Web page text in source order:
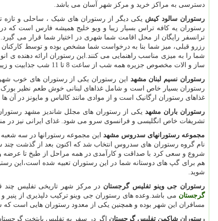
دسترسی به مراکز خرید و مرکز شهر آسان می باشد.
رستوران سالود کیش یکی دیگر از رستوران های شیک ، ساحلی و تازه
رستوران یه کافه تراس بسیار زیبا و ویو خلیج همیشه فارس است
ترانسفر رایگان از محل اقامت شما شهری در اختیار شما قرار می
رزرو قبلی، میز شما بنا به درخواست شما مشخص بوده و توسط کارکنان
شما را به میزی مناسب راهنمایی می کنند.این رستوران ارائه دهنده ی
ساز و الات مخصوص جزیره همه شب از ساعت 8 تا 11 شب جذابیت و زیبایی این رستوران چند برابر کرده است.
رستوران نسیم لبنان مشهد این رستوران یکی از رستوران های خوب
رستوران بسیار خاص است و شامل غذاهای لبنانی خوش طعم نظیر
غذاهای رستوران ارگانیک است و از موادی مانند کالباس و مایونز در
رستوران باران مشهد یکی از رستوران های مجلل شاندیز مشهد
تشریفات خاص انگلیسی و فرانسوی سرو می شود. غذای ایرانی نیز در
مجموعه رستورانهای سدروس مشهد
شروع و سعی کرد با صداقت و کارآمدی در همه مراحل از طبخ تا عرضه
هم برای گپ های دوستانه شما در این رستوران تعبیه شده است،این
شوید.
رستوران جی وینو تفلیس گرجستان در مرکز شهر تاریخی تفلیس چند
گرجستان می باشد.وعده های رستوران جی وینو ترکیب دلپذیری از
مسافران این شهر بوده و همچنین یکی از معدود رستوران هایی است
رستوران شاکمن تفلیس گرجستان اگر در سفر به تفلیس پایتخت